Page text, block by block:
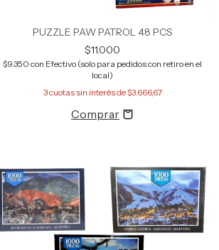
PUZZLE PAW PATROL 48 PCS
$11.000
$9.350 con Efectivo (solo para pedidos con retiro en el
local)
3cuotas sin interés de$3.666,67